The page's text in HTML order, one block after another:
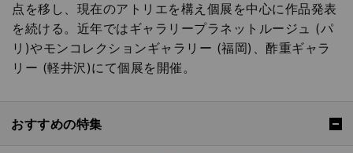
点を移し、現在のアトリエを構え個展を中心に作品発表
を続ける。近年ではギャラリープラネットルージュ (パ
リ)やモンコレクションギャラリー (福岡)、酢重ギャラ
リー (軽井沢)にて個展を開催。
おすすめの特集